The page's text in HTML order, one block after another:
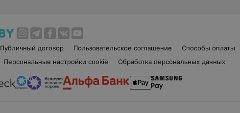
Публичный договор Пользовательское соглашение Способы оплаты
Персональные настройки cookie Обработка персональных данных